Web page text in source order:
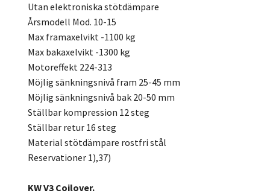
Utan elektroniska stötdämpare
Årsmodell Mod. 10-15
Max framaxelvikt -1100 kg
Max bakaxelvikt -1300 kg
Motoreffekt 224-313
Möjlig sänkningsnivå fram 25-45 mm
Möjlig sänkningsnivå bak 20-50 mm
Ställbar kompression 12 steg
Ställbar retur 16 steg
Material stötdämpare rostfri stål
Reservationer 1),37)
KW V3 Coilover.